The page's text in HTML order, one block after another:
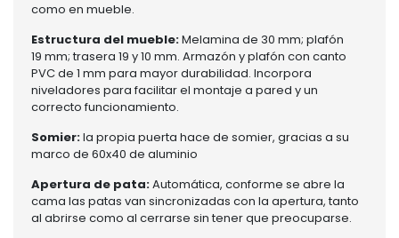
como en mueble.
Estructura del mueble:Melamina de 30 mm; plafón
19 mm; trasera 19 y 10 mm. Armazón y plafón con canto
PVC de 1 mm para mayor durabilidad. Incorpora
niveladores para facilitar el montaje a pared y un
correcto funcionamiento.
Somier:la propia puerta hace de somier, gracias a su
marco de 60x40 de aluminio
Apertura de pata:Automática, conforme se abre la
cama las patas van sincronizadas con la apertura, tanto
al abrirse como al cerrarse sin tener que preocuparse.